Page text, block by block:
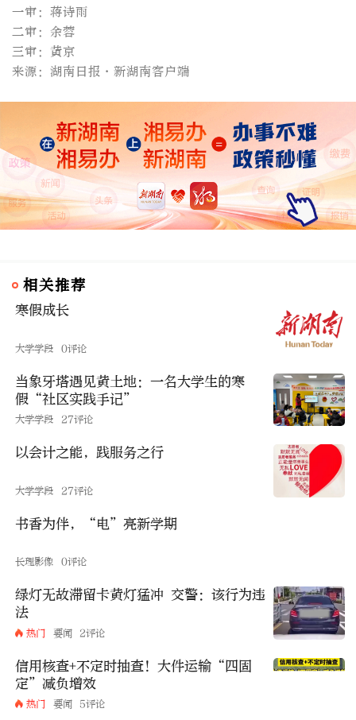
一审：蒋诗雨
二审：余蓉
三审：黄京
来源：湖南日报·新湖南客户端
相关推荐
寒假成长
大学学段 0评论
当象牙塔遇见黄土地：一名大学生的寒
假“社区实践手记”
大学学段 27评论
以会计之能，践服务之行
大学学段 27评论
书香为伴，“电”亮新学期
长理影像 0评论
绿灯无故滞留卡黄灯猛冲 交警：该行为违
法
热门 要闻 2评论
信用核查+不定时抽查！大件运输“四固
定”减负增效
热门 要闻 5评论